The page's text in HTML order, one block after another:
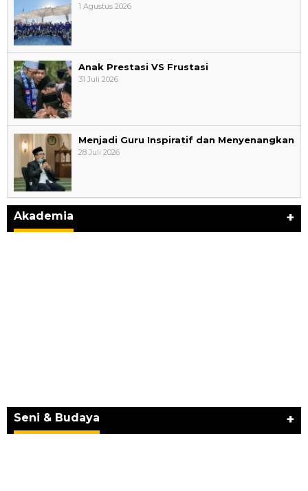
1 Agustus 2026
Anak Prestasi VS Frustasi
31 Juli 2026
Menjadi Guru Inspiratif dan Menyenangkan
28 Juli 2026
Akademia +
AYIMUN 2026 Depok Resmi Dibuka, Chandra: Ini
Ruang Lahirkan Pemimpin Masa Depan
Di Akademia |
Seni & Budaya +
BERKARYA UNTUK PE…